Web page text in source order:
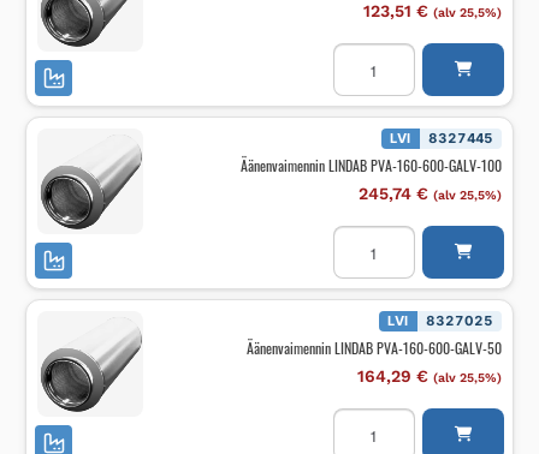
123,51 € (alv 25,5%)
Äänenvaimennin
LINDAB
PVA-
160-
300-
määrä
LVI 8327445
Äänenvaimennin LINDAB PVA-160-600-GALV-100
245,74 € (alv 25,5%)
Äänenvaimennin
LINDAB
160-
600-
GALV-
määrä
LVI 8327025
Äänenvaimennin LINDAB PVA-160-600-GALV-50
164,29 € (alv 25,5%)
Äänenvaimennin
LINDAB